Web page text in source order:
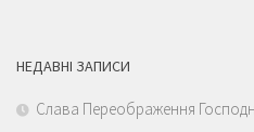
НЕДАВНІ ЗАПИСИ
Слава Переображення